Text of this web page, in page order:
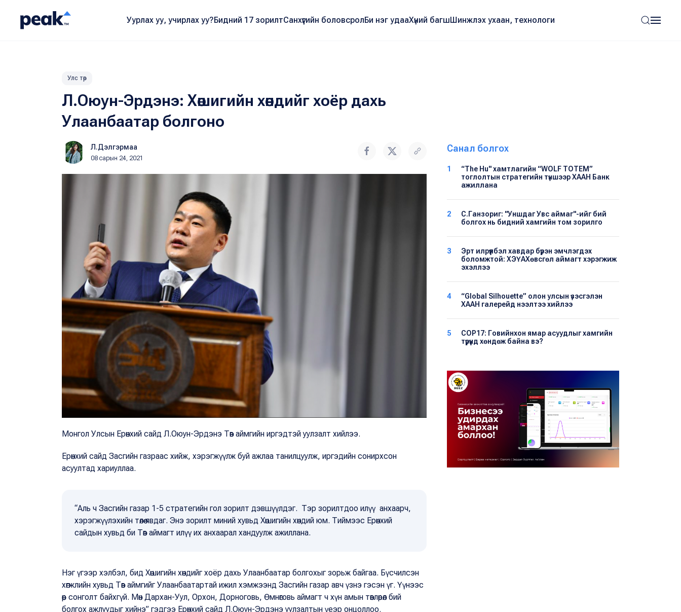
Уурлах уу, учирлах уу?Бидний 17 зорилтСанхүүгийн боловсролБи нэг удааХүний багшШинжлэх ухаан, технологи
Улс төр
Л.Оюун-Эрдэнэ: Хөшигийн хөндийг хоёр дахь
Улаанбаатар болгоно
Л.Дэлгэрмаа
08 сарын 24, 2021
Монгол Улсын Ерөнхий сайд Л.Оюун-Эрдэнэ Төв аймгийн иргэдтэй уулзалт хийлээ.
Ерөнхий сайд Засгийн газраас хийж, хэрэгжүүлж буй ажлаа танилцуулж, иргэдийн сонирхсон
асуултад хариуллаа.
“Аль ч Засгийн газар 1-5 стратегийн гол зорилт дэвшүүлдэг. Тэр зорилтдоо илүү анхаарч,
хэрэгжүүлэхийн төлөө явдаг. Энэ зорилт миний хувьд Хөшигийн хөндий юм. Тиймээс Ерөнхий
сайдын хувьд би Төв аймагт илүү их анхаарал хандуулж ажиллана.
Нэг үгээр хэлбэл, бид Хөшигийн хөндийг хоёр дахь Улаанбаатар болгохыг зорьж байгаа. Бүсчилсэн
хөгжлийн хувьд Төв аймгийг Улаанбаатартай ижил хэмжээнд Засгийн газар авч үзнэ гэсэн үг. Үүнээс
өөр сонголт байхгүй. Мөн Дархан-Уул, Орхон, Дорноговь, Өмнөговь аймагт ч хүн амын төвлөрөл бий
болгох ажлуудыг хийнэ” гэдгээ Ерөнхий сайд Л.Оюун-Эрдэнэ уулзалтын үеэр онцоллоо.
Санал болгох
1
“The Hu" хамтлагийн “WOLF TOTEM”
тоглолтын стратегийн түншээр ХААН Банк
ажиллана
2
С.Ганзориг: "Уншдаг Увс аймаг"-ийг бий
болгох нь бидний хамгийн том зорилго
3
Эрт илрүүлбэл хавдар бүрэн эмчлэгдэх
боломжтой: ХЭҮА​Хөвсгөл аймагт хэрэгжиж
эхэллээ
4
“Global Silhouette” олон улсын үзэсгэлэн
ХААН галерейд нээлтээ хийлээ
5
COP17: Говийнхон ямар асуудлыг хамгийн
түрүүнд хөндөж байна вэ?